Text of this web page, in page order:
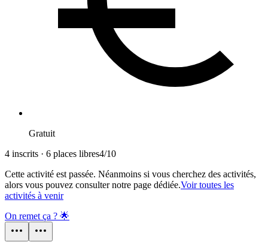
Gratuit
4 inscrits · 6 places libres4/10
Cette activité est passée. Néanmoins si vous cherchez des activités,
alors vous pouvez consulter notre page dédiée.Voir toutes les
activités à venir
On remet ça ? 🌟